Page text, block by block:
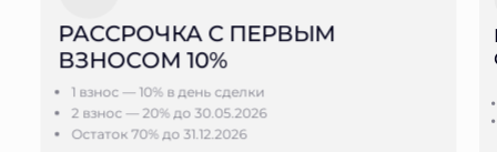
РАССРОЧКА С ПЕРВЫМ
ВЗНОСОМ 10%
1 взнос — 10% в день сделки
2 взнос — 20% до 30.05.2026
Остаток 70% до 31.12.2026